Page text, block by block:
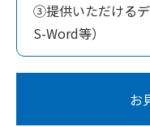
③提供いただける
S-Word等）
お